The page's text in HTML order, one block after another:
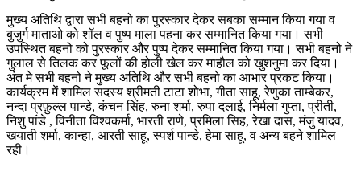
मुख्य अतिथि द्वारा सभी बहनो का पुरस्कार देकर सबका सम्मान किया गया व
बुजुर्ग माताओ को शॉल व पुष्प माला पहना कर सम्मानित किया गया। सभी
उपस्थित बहनो को पुरस्कार और पुष्प देकर सम्मानित किया गया। सभी बहनो ने
गुलाल से तिलक कर फूलों की होली खेल कर माहौल को खुशनुमा कर दिया।
अंत मे सभी बहनो ने मुख्य अतिथि और सभी बहनो का आभार प्रकट किया।
कार्यक्रम में शामिल सदस्य श्रीमती टाटा शोभा, गीता साहू, रेणुका ताम्बेकर,
नन्दा प्रफ़ुल्ल पान्डे, कंचन सिंह, रुना शर्मा, रुपा दलाई, निर्मला गुप्ता, प्रीती,
निशु पांडे , विनीता विश्वकर्मा, भारती राणे, प्रमिला सिह, रेखा दास, मंजु यादव,
खयाती शर्मा, कान्हा, आरती साहू, स्पर्श पान्डे, हेमा साहू, व अन्य बहने शामिल
रही।